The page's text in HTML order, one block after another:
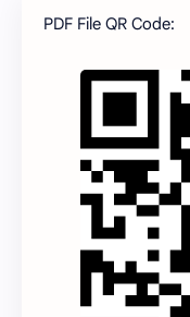
PDF File QR Code: